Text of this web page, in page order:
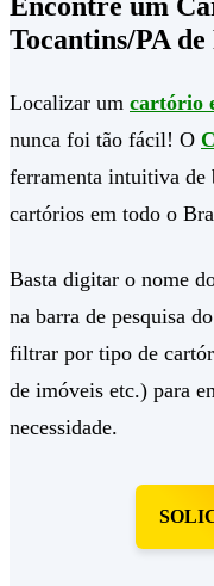
Encontre um
Tocantins/PA
Localizar um cartório
nunca foi tão fácil! O
ferramenta intuitiva de
cartórios em todo o
Basta digitar o nome
na barra de pesquisa
filtrar por tipo de
de imóveis etc.) para
necessidade.